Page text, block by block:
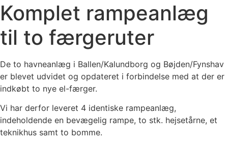
Reparation af dokport
Vedligeholdelsesvogne
Skillevæg i lastrum, GRANE R
Linevogne, Norge
Sliske og A-rampe
Agterport til færge
Brandslukningsanlæg
Multifunktionelt skibsfartøj
Uddybningsfartøj
Tension system til færge
Komplet rampeanlæg
til to færgeruter
De to havneanlæg i Ballen/Kalundborg og Bøjden/Fynshav
er blevet udvidet og opdateret i forbindelse med at der er
indkøbt to nye el-færger.
Vi har derfor leveret 4 identiske rampeanlæg,
indeholdende en bevægelig rampe, to stk. hejsetårne, et
teknikhus samt to bomme.